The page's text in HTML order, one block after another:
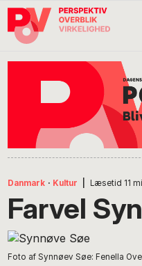
Gå
direkte
Skip
indhold
Gå
direkte
Danmark · Kultur Læsetid 11
Farvel
Foto af Synnøev Søe: Fenella